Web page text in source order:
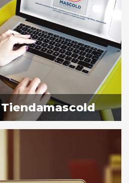
+34 677 802 482
info@agenciayablochkov.com
Romero 22, 41219 Las Pajanosas.